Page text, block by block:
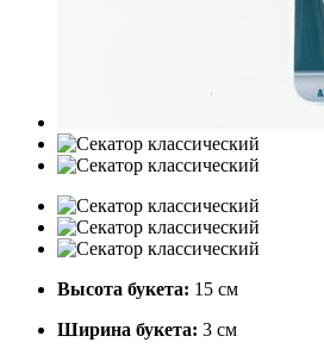
Высота букета: 15 см
Ширина букета: 3 см